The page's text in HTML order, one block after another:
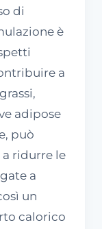
di
è
a
adipose
può
ridurre le
a
un
calorico